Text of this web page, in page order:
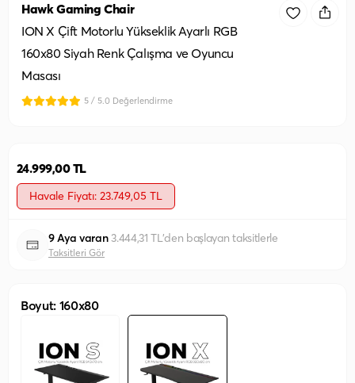
Hawk Gaming Chair
ION X Çift Motorlu Yükseklik Ayarlı RGB
160x80 Siyah Renk Çalışma ve Oyuncu
Masası
5 / 5.0 Değerlendirme
24.999,00 TL
Havale Fiyatı: 23.749,05 TL
9 Aya varan3.444,31 TL'den başlayan taksitlerle
Taksitleri Gör
Boyut: 160x80